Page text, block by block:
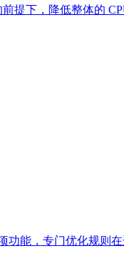
提下，降低整体的
能，专门优化规则在